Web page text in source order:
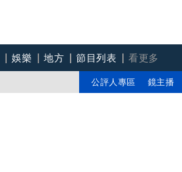
娛樂 地方 節目列表
看更多
公評人專區 鏡主播